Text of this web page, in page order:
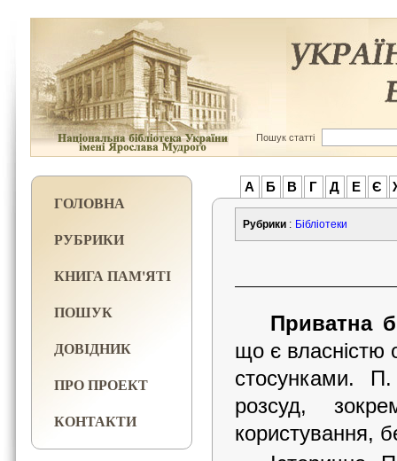
Пошук статті
ГОЛОВНА
РУБРИКИ
КНИГА ПАМ'ЯТІ
ПОШУК
ДОВІДНИК
ПРО ПРОЕКТ
КОНТАКТИ
А Б В Г Д Е Є
Рубрики : Бібліотеки
Приватна
що є власністю
стосунками.
розсуд,
користування,